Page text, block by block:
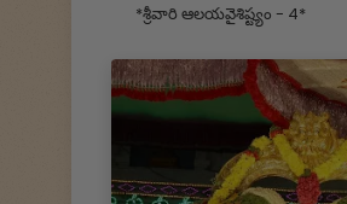
*శ్రీవారి ఆలయవైశిష్ట్యం - 4*